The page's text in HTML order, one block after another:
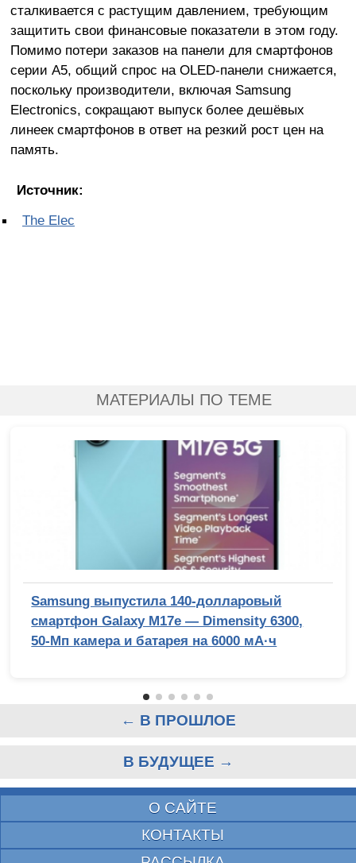
сталкивается с растущим давлением, требующим
защитить свои финансовые показатели в этом году.
Помимо потери заказов на панели для смартфонов
серии A5, общий спрос на OLED-панели снижается,
поскольку производители, включая Samsung
Electronics, сокращают выпуск более дешёвых
линеек смартфонов в ответ на резкий рост цен на
память.
Источник:
The Elec
МАТЕРИАЛЫ ПО ТЕМЕ
Samsung выпустила 140-долларовый
смартфон Galaxy M17e — Dimensity 6300,
50-Мп камера и батарея на 6000 мА·ч
← В ПРОШЛОЕ
В БУДУЩЕЕ →
О САЙТЕ
КОНТАКТЫ